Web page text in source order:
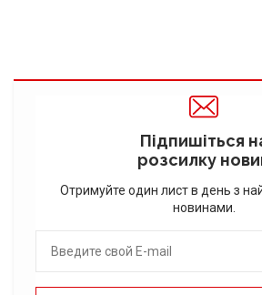
Підпишіться
розсилку
Отримуйте один лист в день з
новинами.